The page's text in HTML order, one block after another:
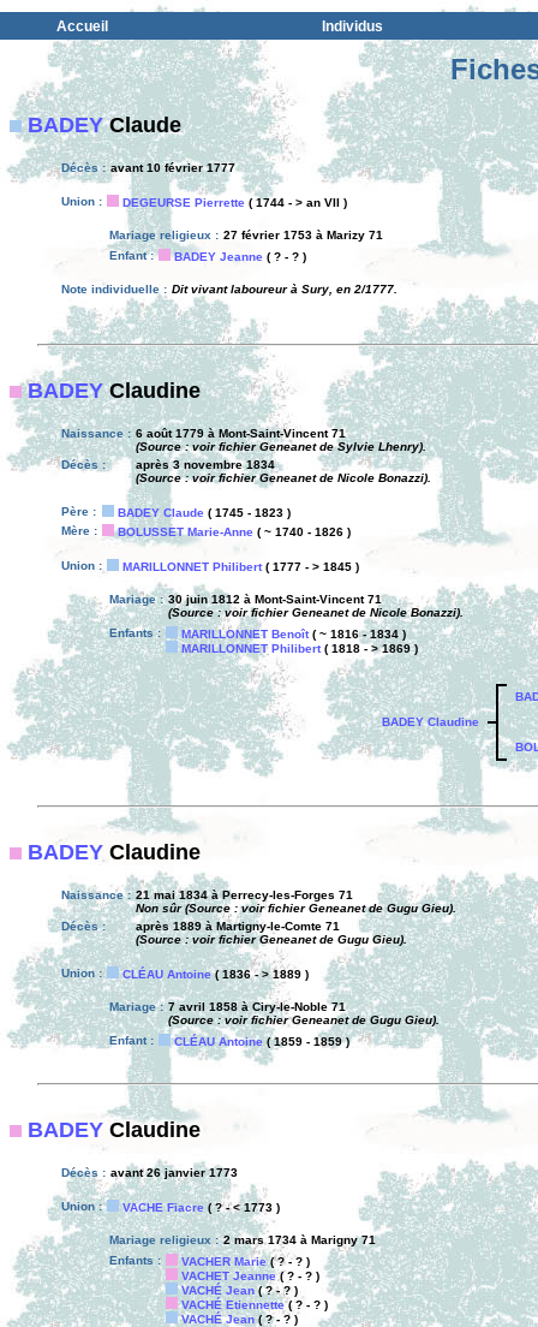
Accueil Individus
BADEYClaude
Décès : avant 10 février 1777
Union : DEGEURSE Pierrette ( 1744 - > an VII )
Mariage religieux : 27 février 1753 à Marizy 71
Enfant :
BADEY Jeanne ( ? - ? )
Note individuelle : Dit vivant laboureur à Sury, en 2/1777.
BADEYClaudine
Naissance : 6 août 1779 à Mont-Saint-Vincent 71
(Source : voir fichier Geneanet de Sylvie Lhenry).
Décès :
après 3 novembre 1834
(Source : voir fichier Geneanet de Nicole Bonazzi).
Père : BADEY Claude ( 1745 - 1823 )
Mère :
BOLUSSET Marie-Anne ( ~ 1740 - 1826 )
Union : MARILLONNET Philibert( 1777 - > 1845 )
Mariage : 30 juin 1812 à Mont-Saint-Vincent 71
(Source : voir fichier Geneanet de Nicole Bonazzi).
Enfants :
MARILLONNET Benoît( ~ 1816 - 1834 )
MARILLONNET Philibert( 1818 - > 1869 )
BADEY Claudine
BADEY Claudine
Naissance : 21 mai 1834 à Perrecy-les-Forges 71
Non sûr (Source : voir fichier Geneanet de Gugu Gieu).
Décès :
après 1889 à Martigny-le-Comte 71
(Source : voir fichier Geneanet de Gugu Gieu).
Union : CLÉAU Antoine( 1836 - > 1889 )
Mariage : 7 avril 1858 à Ciry-le-Noble 71
(Source : voir fichier Geneanet de Gugu Gieu).
Enfant :
CLÉAU Antoine ( 1859 - 1859 )
BADEY Claudine
Décès : avant 26 janvier 1773
Union : VACHE Fiacre ( ? - < 1773 )
Mariage religieux : 2 mars 1734 à Marigny 71
Enfants :
VACHER Marie( ? - ? )
VACHET Jeanne( ? - ? )
VACHÉ Jean( ? - ? )
VACHÉ Etiennette( ? - ? )
VACHÉ Jean( ? - ? )